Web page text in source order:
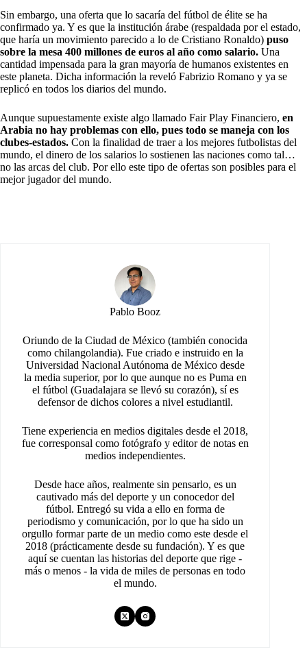
Sin embargo, una oferta que lo sacaría del fútbol de élite se ha
confirmado ya. Y es que la institución árabe (respaldada por el estado,
que haría un movimiento parecido a lo de Cristiano Ronaldo) puso
sobre la mesa 400 millones de euros al año como salario. Una
cantidad impensada para la gran mayoría de humanos existentes en
este planeta. Dicha información la reveló Fabrizio Romano y ya se
replicó en todos los diarios del mundo.
Aunque supuestamente existe algo llamado Fair Play Financiero, en
Arabia no hay problemas con ello, pues todo se maneja con los
clubes-estados. Con la finalidad de traer a los mejores futbolistas del
mundo, el dinero de los salarios lo sostienen las naciones como tal…
no las arcas del club. Por ello este tipo de ofertas son posibles para el
mejor jugador del mundo.
Pablo Booz
Oriundo de la Ciudad de México (también conocida
como chilangolandia). Fue criado e instruido en la
Universidad Nacional Autónoma de México desde
la media superior, por lo que aunque no es Puma en
el fútbol (Guadalajara se llevó su corazón), sí es
defensor de dichos colores a nivel estudiantil.
Tiene experiencia en medios digitales desde el 2018,
fue corresponsal como fotógrafo y editor de notas en
medios independientes.
Desde hace años, realmente sin pensarlo, es un
cautivado más del deporte y un conocedor del
fútbol. Entregó su vida a ello en forma de
periodismo y comunicación, por lo que ha sido un
orgullo formar parte de un medio como este desde el
2018 (prácticamente desde su fundación). Y es que
aquí se cuentan las historias del deporte que rige -
más o menos - la vida de miles de personas en todo
el mundo.